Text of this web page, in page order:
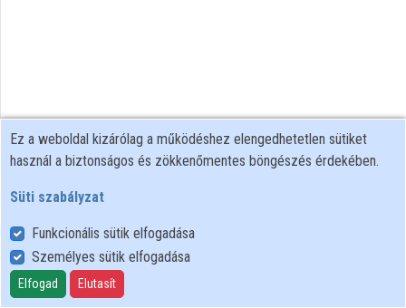
Felhasználói szabályzat
Adatkezelési tájékoztató
Süti szabályzat
Ez a weboldal kizárólag a működéshez elengedhetetlen sütiket
használ a biztonságos és zökkenőmentes böngészés érdekében.
Süti szabályzat
Funkcionális sütik elfogadása
Személyes sütik elfogadása
Elfogad Elutasít